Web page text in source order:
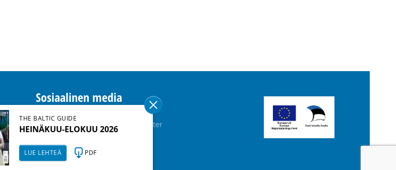
THE BALTIC GUIDE
HEINÄKUU-ELOKUU 2026
LUE LEHTEÄ PDF
Sosiaalinen media
Facebook Twitter
Instagram